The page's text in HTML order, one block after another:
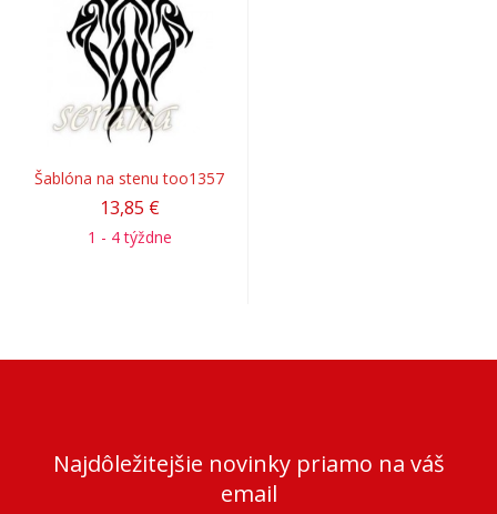
Šablóna na stenu too1357
13,85 €
1 - 4 týždne
Najdôležitejšie novinky priamo na váš
email